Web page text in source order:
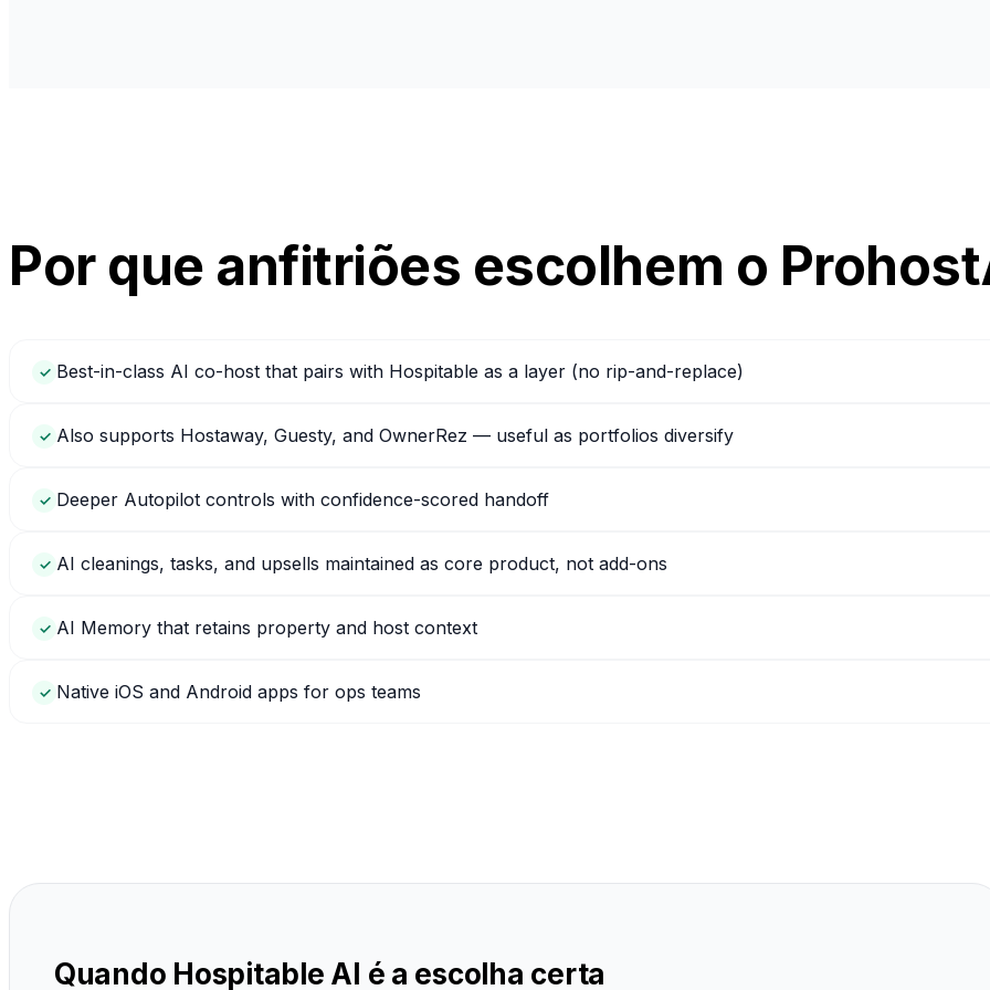
Por que anfitriões escolhem o
✓ Best-in-class AI co-host that pairs with Hospitable as a layer (no rip-and-replace)
✓ Also supports Hostaway, Guesty, and OwnerRez — useful as portfolios diversify
✓ Deeper Autopilot controls with confidence-scored handoff
✓ AI cleanings, tasks, and upsells maintained as core product, not add-ons
✓ AI Memory that retains property and host context
✓ Native iOS and Android apps for ops teams
Quando Hospitable AI é a escolha certa